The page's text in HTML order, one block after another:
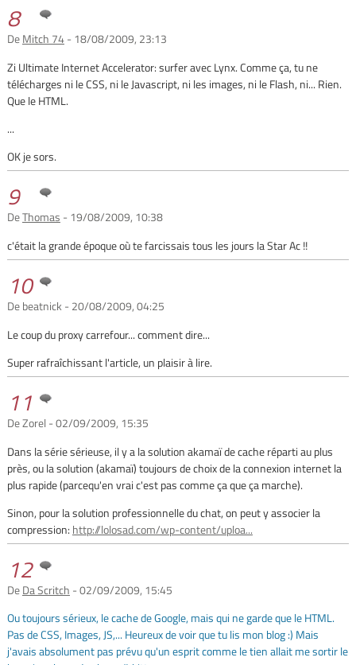
8
DeMitch 74- 18/08/2009, 23:13
Zi Ultimate Internet Accelerator: surfer avec Lynx. Comme ça, tu ne
télécharges ni le CSS, ni le Javascript, ni les images, ni le Flash, ni... Rien.
Que le HTML.
...
OK je sors.
9
DeThomas - 19/08/2009, 10:38
c'était la grande époque où te farcissais tous les jours la Star Ac !!
10
De beatnick - 20/08/2009, 04:25
Le coup du proxy carrefour... comment dire...
Super rafraîchissant l'article, un plaisir à lire.
11
De Zorel - 02/09/2009, 15:35
Dans la série sérieuse, il y a la solution akamaï de cache réparti au plus
près, ou la solution (akamaï) toujours de choix de la connexion internet la
plus rapide (parcequ'en vrai c'est pas comme ça que ça marche).
Sinon, pour la solution professionnelle du chat, on peut y associer la
compression: http://lolosad.com/wp-content/uploa...
12
DeDa Scritch - 02/09/2009, 15:45
Ou toujours sérieux, le cache de Google, mais qui ne garde que le HTML.
Pas de CSS, Images, JS,... Heureux de voir que tu lis mon blog :) Mais
j'avais absolument pas prévu qu'un esprit comme le tien allait me sortir le